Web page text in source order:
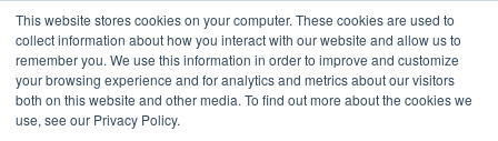
This website stores cookies on your computer. These cookies are used to
collect information about how you interact with our website and allow us to
remember you. We use this information in order to improve and customize
your browsing experience and for analytics and metrics about our visitors
both on this website and other media. To find out more about the cookies we
use, see our Privacy Policy.
2155 9055